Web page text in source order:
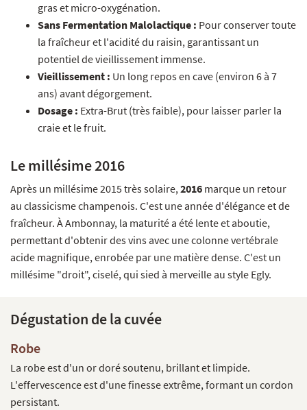
gras et micro-oxygénation.
Sans Fermentation Malolactique : Pour conserver toute
la fraîcheur et l'acidité du raisin, garantissant un
potentiel de vieillissement immense.
Vieillissement : Un long repos en cave (environ 6 à 7
ans) avant dégorgement.
Dosage : Extra-Brut (très faible), pour laisser parler la
craie et le fruit.
Le millésime 2016
Après un millésime 2015 très solaire,2016 marque un retour
au classicisme champenois. C'est une année d'élégance et de
fraîcheur. À Ambonnay, la maturité a été lente et aboutie,
permettant d'obtenir des vins avec une colonne vertébrale
acide magnifique, enrobée par une matière dense. C'est un
millésime "droit", ciselé, qui sied à merveille au style Egly.
Dégustation de la cuvée
Robe
La robe est d'un or doré soutenu, brillant et limpide.
L'effervescence est d'une finesse extrême, formant un cordon
persistant.